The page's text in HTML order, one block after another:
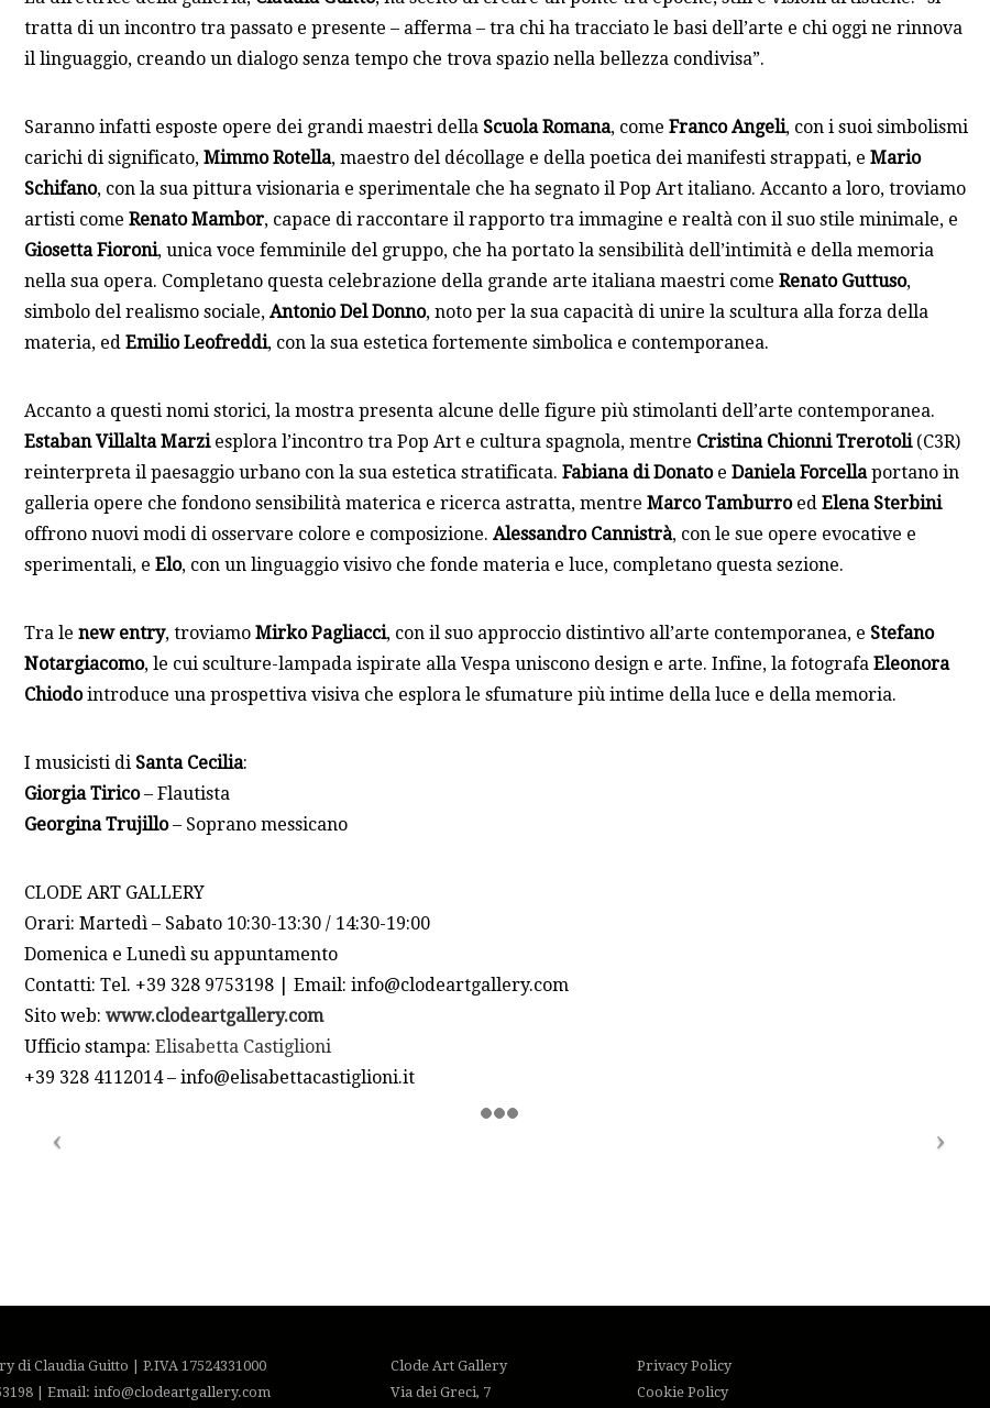
tratta di un incontro tra passato e presente – afferma – tra chi ha tracciato le basi dell’arte e chi oggi ne rinnova
il linguaggio, creando un dialogo senza tempo che trova spazio nella bellezza condivisa”.
Saranno infatti esposte opere dei grandi maestri della Scuola Romana, comeFranco Angeli, con i suoi simbolismi
carichi di significato,Mimmo Rotella, maestro del décollage e della poetica dei manifesti strappati, eMario
Schifano, con la sua pittura visionaria e sperimentale che ha segnato il Pop Art italiano. Accanto a loro, troviamo
artisti comeRenato Mambor, capace di raccontare il rapporto tra immagine e realtà con il suo stile minimale, e
Giosetta Fioroni, unica voce femminile del gruppo, che ha portato la sensibilità dell’intimità e della memoria
nella sua opera. Completano questa celebrazione della grande arte italiana maestri comeRenato Guttuso,
simbolo del realismo sociale,Antonio Del Donno, noto per la sua capacità di unire la scultura alla forza della
materia, edEmilio Leofreddi, con la sua estetica fortemente simbolica e contemporanea.
Accanto a questi nomi storici, la mostra presenta alcune delle figure più stimolanti dell’arte contemporanea.
Estaban Villalta Marziesplora l’incontro tra Pop Art e cultura spagnola, mentre Cristina Chionni Trerotoli(C3R)
reinterpreta il paesaggio urbano con la sua estetica stratificata.Fabiana di DonatoeDaniela Forcellaportano in
galleria opere che fondono sensibilità materica e ricerca astratta, mentreMarco TamburroedElena Sterbini
offrono nuovi modi di osservare colore e composizione.Alessandro Cannistrà, con le sue opere evocative e
sperimentali, eElo, con un linguaggio visivo che fonde materia e luce, completano questa sezione.
Tra lenew entry, troviamoMirko Pagliacci, con il suo approccio distintivo all’arte contemporanea, e Stefano
Notargiacomo, le cui sculture-lampada ispirate alla Vespa uniscono design e arte. Infine, la fotografaEleonora
Chiodointroduce una prospettiva visiva che esplora le sfumature più intime della luce e della memoria.
I musicisti di Santa Cecilia:
Giorgia Tirico– Flautista
Georgina Trujillo– Soprano messicano
CLODE ART GALLERY
Orari: Martedì – Sabato 10:30-13:30 / 14:30-19:00
Domenica e Lunedì su appuntamento
Contatti: Tel. +39 328 9753198 | Email: info@clodeartgallery.com
Sito web:www.clodeartgallery.com
Ufficio stampa:Elisabetta Castiglioni
+39 328 4112014 – info@elisabettacastiglioni.it
di Claudia Guitto | P.IVA 17524331000
| Email: info@clodeartgallery.com
Clode Art Gallery
Via dei Greci, 7
Privacy Policy
Cookie Policy